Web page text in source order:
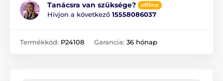
Tanácsra van szüksége? offline
Hívjon a következő 15558086037
Termékkód: P24108 Garancia: 36 hónap